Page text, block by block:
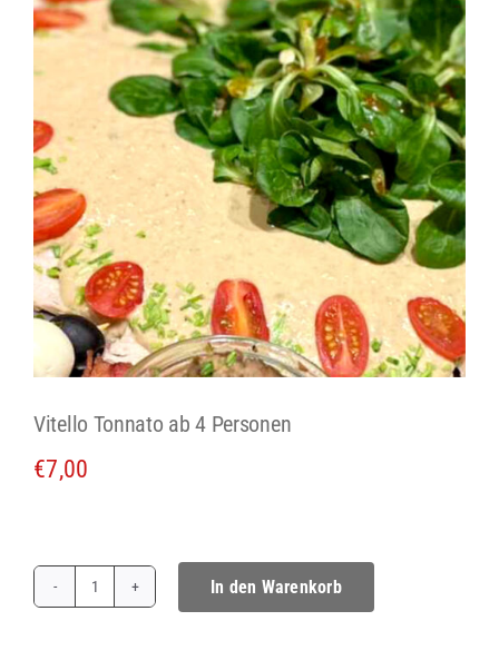
Vitello Tonnato ab 4 Personen
€7,00
Vitello
In den Warenkorb